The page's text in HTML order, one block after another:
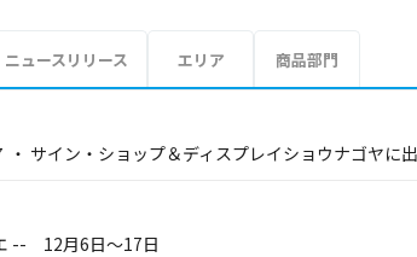
ニュースリリース エリア 商品部門
・ サイン・ショップ＆ディスプレイショウナゴヤに
-- 12月6日～17日